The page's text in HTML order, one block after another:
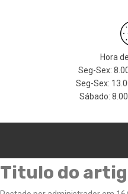
Hora
Seg-Sex:
Seg-Sex:
Sábado:
Titulo do